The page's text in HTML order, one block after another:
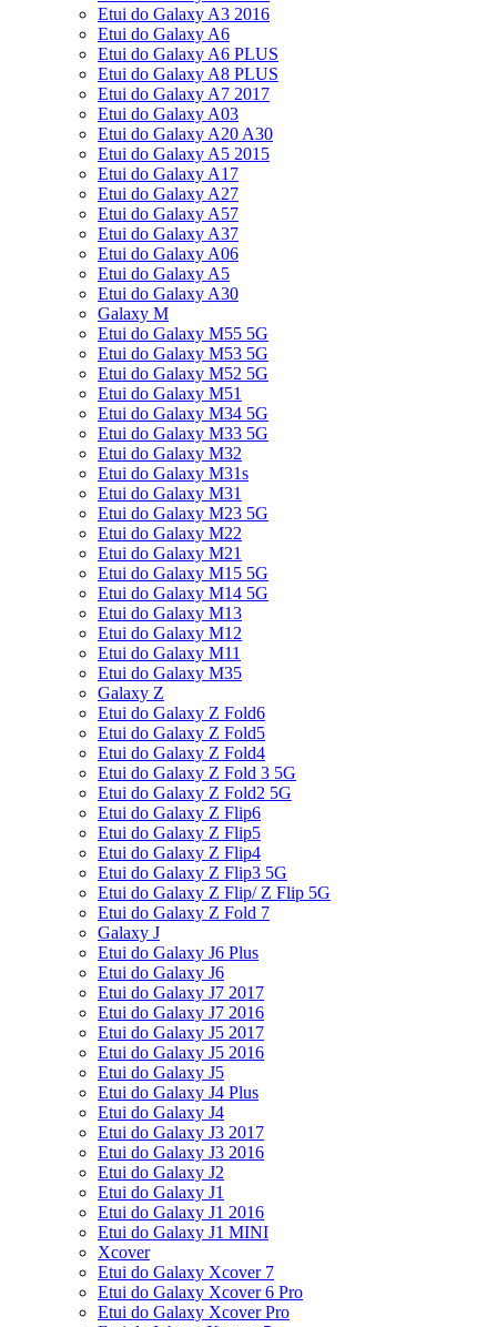
Etui do Galaxy A3 2016
Etui do Galaxy A6
Etui do Galaxy A6 PLUS
Etui do Galaxy A8 PLUS
Etui do Galaxy A7 2017
Etui do Galaxy A03
Etui do Galaxy A20 A30
Etui do Galaxy A5 2015
Etui do Galaxy A17
Etui do Galaxy A27
Etui do Galaxy A57
Etui do Galaxy A37
Etui do Galaxy A06
Etui do Galaxy A5
Etui do Galaxy A30
Galaxy M
Etui do Galaxy M55 5G
Etui do Galaxy M53 5G
Etui do Galaxy M52 5G
Etui do Galaxy M51
Etui do Galaxy M34 5G
Etui do Galaxy M33 5G
Etui do Galaxy M32
Etui do Galaxy M31s
Etui do Galaxy M31
Etui do Galaxy M23 5G
Etui do Galaxy M22
Etui do Galaxy M21
Etui do Galaxy M15 5G
Etui do Galaxy M14 5G
Etui do Galaxy M13
Etui do Galaxy M12
Etui do Galaxy M11
Etui do Galaxy M35
Galaxy Z
Etui do Galaxy Z Fold6
Etui do Galaxy Z Fold5
Etui do Galaxy Z Fold4
Etui do Galaxy Z Fold 3 5G
Etui do Galaxy Z Fold2 5G
Etui do Galaxy Z Flip6
Etui do Galaxy Z Flip5
Etui do Galaxy Z Flip4
Etui do Galaxy Z Flip3 5G
Etui do Galaxy Z Flip/ Z Flip 5G
Etui do Galaxy Z Fold 7
Galaxy J
Etui do Galaxy J6 Plus
Etui do Galaxy J6
Etui do Galaxy J7 2017
Etui do Galaxy J7 2016
Etui do Galaxy J5 2017
Etui do Galaxy J5 2016
Etui do Galaxy J5
Etui do Galaxy J4 Plus
Etui do Galaxy J4
Etui do Galaxy J3 2017
Etui do Galaxy J3 2016
Etui do Galaxy J2
Etui do Galaxy J1
Etui do Galaxy J1 2016
Etui do Galaxy J1 MINI
Xcover
Etui do Galaxy Xcover 7
Etui do Galaxy Xcover 6 Pro
Etui do Galaxy Xcover Pro